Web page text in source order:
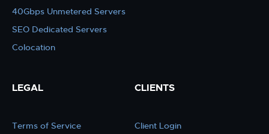
40Gbps Unmetered Servers
SEO Dedicated Servers
Colocation
LEGAL
Terms of Service
CLIENTS
Client Login